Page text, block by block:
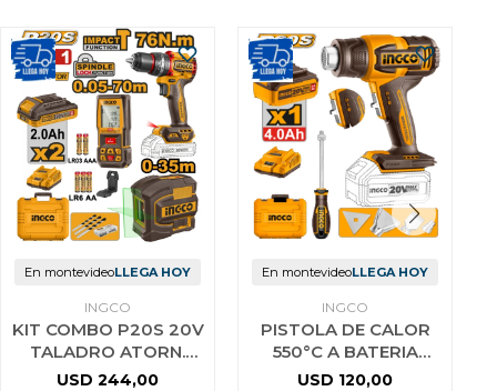
En montevideoLLEGA HOY
INGCO
KIT COMBO P20S 20V
TALADRO ATORN.
C/PERCUTOR 76NM +
USD 244,00
En montevideoLLEGA HOY
INGCO
PISTOLA DE CALOR
550°C A BATERIA
P20S 20V + BAT
USD 120,00